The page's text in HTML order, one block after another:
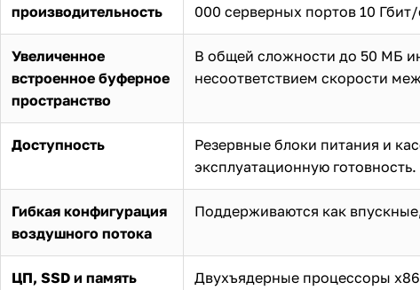
производительность
000 серверных портов 10
Увеличенное
встроенное буферное
пространство
В общей сложности до 50 МБ
несоответствием скорости
Доступность
Резервные блоки питания и
эксплуатационную готовность.
Гибкая конфигурация
воздушного потока
Поддерживаются как
ЦП, SSD и память
Двухъядерные процессоры x86